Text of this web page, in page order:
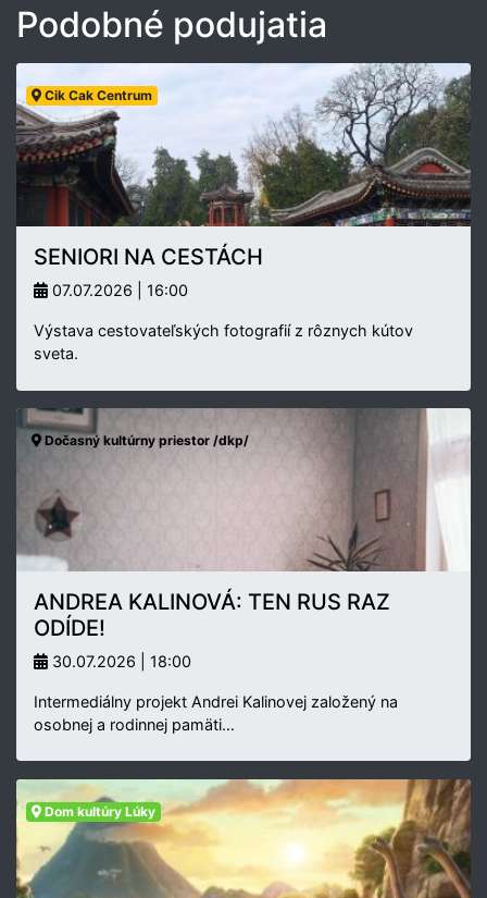
Podobné podujatia
Cik Cak Centrum
SENIORI NA CESTÁCH
07.07.2026 | 16:00
Výstava cestovateľských fotografií z rôznych kútov
sveta.
Dočasný kultúrny priestor /dkp/
ANDREA KALINOVÁ: TEN RUS RAZ
ODÍDE!
30.07.2026 | 18:00
Intermediálny projekt Andrei Kalinovej založený na
osobnej a rodinnej pamäti…
Dom kultúry Lúky